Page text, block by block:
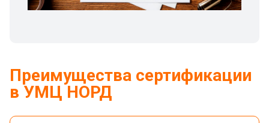
Преимущества сертификации
в УМЦ НОРД